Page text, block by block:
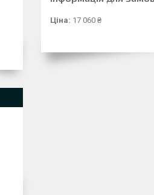
Ціна: 17 060 ₴